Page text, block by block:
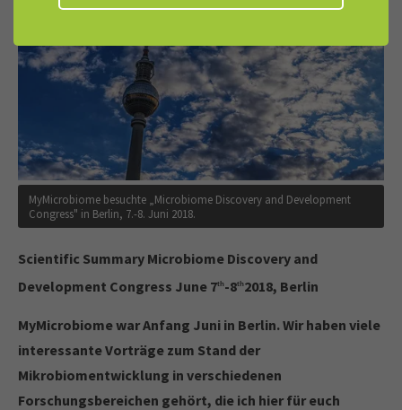
MyMicrobiome besuchte „Microbiome Discovery and Development
Congress" in Berlin, 7.-8. Juni 2018.
Scientific Summary Microbiome Discovery and
Development Congress June 7th-8th2018, Berlin
MyMicrobiome war Anfang Juni in Berlin. Wir haben viele
interessante Vorträge zum Stand der
Mikrobiomentwicklung in verschiedenen
Forschungsbereichen gehört, die ich hier für euch